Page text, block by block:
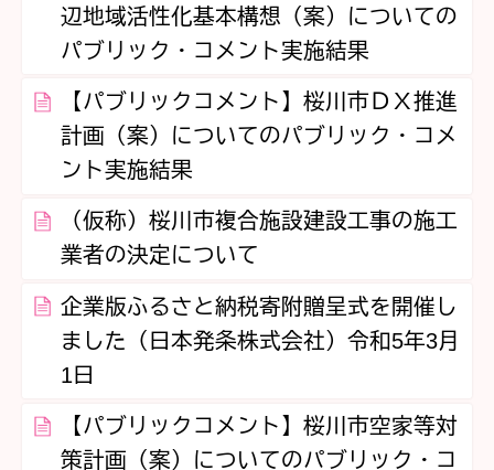
辺地域活性化基本構想（案）についての
パブリック・コメント実施結果
【パブリックコメント】桜川市ＤＸ推進
計画（案）についてのパブリック・コメ
ント実施結果
（仮称）桜川市複合施設建設工事の施工
業者の決定について
企業版ふるさと納税寄附贈呈式を開催し
ました（日本発条株式会社）令和5年3月
1日
【パブリックコメント】桜川市空家等対
策計画（案）についてのパブリック・コ